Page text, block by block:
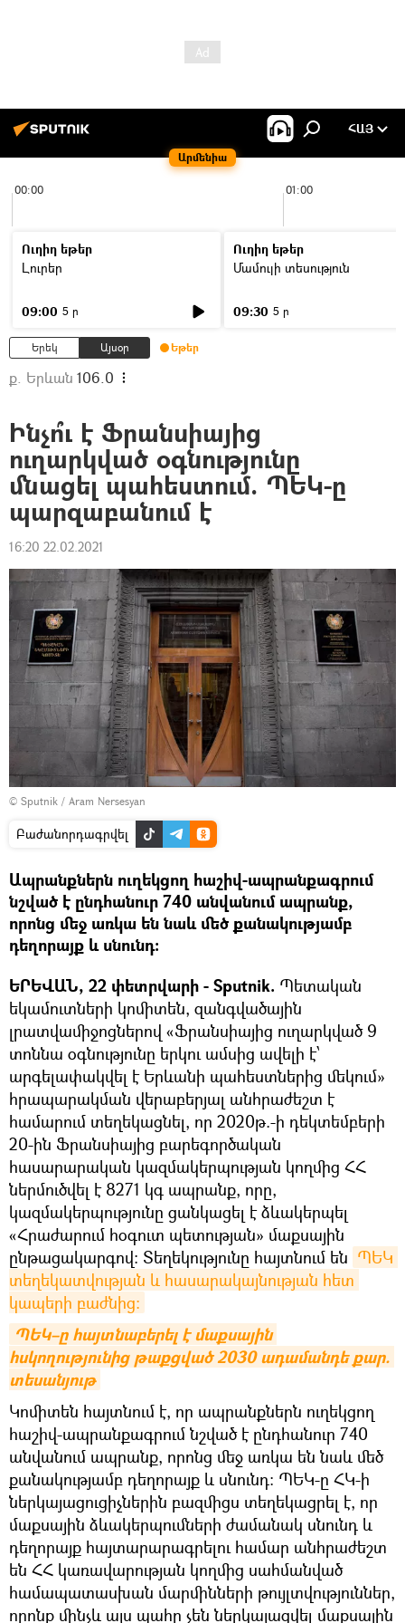
Արմենիա
ՀԱՅ
00:00 01:00
Ուղիղ եթեր
Լուրեր
09:00 5 ր
Ուղիղ եթեր
Մամուլի տեսություն
09:30 5 ր
Երեկ Այսօր Եթեր
ք. Երևան 106.0
Ինչո՞ւ է Ֆրանսիայից
ուղարկված օգնությունը
մնացել պահեստում. ՊԵԿ-ը
պարզաբանում է
16:20 22.02.2021
© Sputnik / Aram Nersesyan
Բաժանորդագրվել
Ապրանքներն ուղեկցող հաշիվ-ապրանքագրում
նշված է ընդհանուր 740 անվանում ապրանք,
որոնց մեջ առկա են նաև մեծ քանակությամբ
դեղորայք և սնունդ։
ԵՐԵՎԱՆ, 22 փետրվարի - Sputnik. Պետական
եկամուտների կոմիտեն, զանգվածային
լրատվամիջոցներով «Ֆրանսիայից ուղարկված 9
տոննա օգնությունը երկու ամսից ավելի է՝
արգելափակվել է Երևանի պահեստներից մեկում»
հրապարակման վերաբերյալ անհրաժեշտ է
համարում տեղեկացնել, որ 2020թ.-ի դեկտեմբերի
20-ին Ֆրանսիայից բարեգործական
հասարարական կազմակերպության կողմից ՀՀ
ներմուծվել է 8271 կգ ապրանք, որը,
կազմակերպությունը ցանկացել է ձևակերպել
«Հրաժարում հօգուտ պետության» մաքսային
ընթացակարգով։ Տեղեկությունը հայտնում են ՊԵԿ
տեղեկատվության և հասարակայնության հետ
կապերի բաժնից։
ՊԵԿ–ը հայտնաբերել է մաքսային
հսկողությունից թաքցված 2030 ադամանդե քար.
տեսանյութ
Կոմիտեն հայտնում է, որ ապրանքներն ուղեկցող
հաշիվ-ապրանքագրում նշված է ընդհանուր 740
անվանում ապրանք, որոնց մեջ առկա են նաև մեծ
քանակությամբ դեղորայք և սնունդ։ ՊԵԿ-ը ՀԿ-ի
ներկայացուցիչներին բազմիցս տեղեկացրել է, որ
մաքսային ձևակերպումների ժամանակ սնունդ և
դեղորայք հայտարարագրելու համար անհրաժեշտ
են ՀՀ կառավարության կողմից սահմանված
համապատասխան մարմինների թույլտվություններ,
որոնք մինչև այս պահը չեն ներկայացվել մաքսային